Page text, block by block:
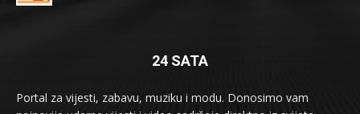
24 SATA
Portal za vijesti, zabavu, muziku i modu. Donosimo vam